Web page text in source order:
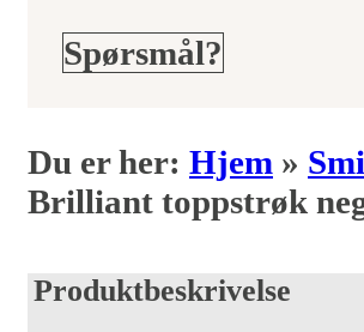
Spørsmål?
Du er her: Hjem »
Brilliant toppstrøk
Produktbeskrivelse